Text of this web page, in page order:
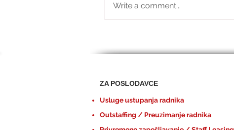
Write a comment...
ZA POSLODAVCE
Usluge ustupanja radnika
Outstaffing / Preuzimanje radnika